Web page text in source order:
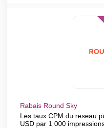
Rabais Round Sky
Les taux CPM du reseau
USD par 1 000